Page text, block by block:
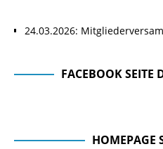
24.03.2026:
FACEBOOK SEITE
HOMEPAGE